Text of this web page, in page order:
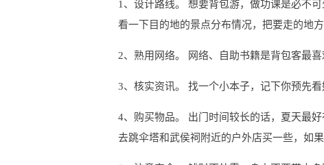
1、设计路线。 想要背包游，做功课是必不
看一下目的地的景点分布情况，把要走的地
2、熟用网络。 网络、自助书籍是背包客最
3、核实资讯。 找一个小本子，记下你预先
4、购买物品。 出门时间较长的话，夏天最
去跳伞塔和武侯祠附近的户外店买一些，如